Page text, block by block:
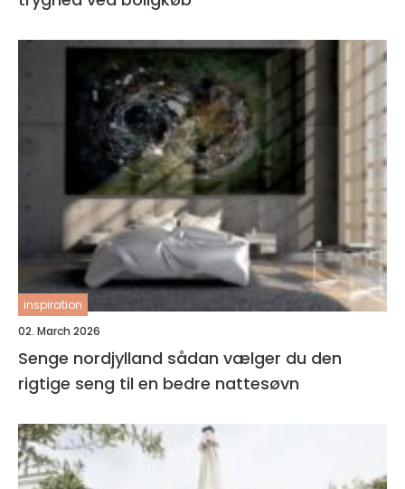
inspiration
02. March 2026
Senge nordjylland sådan vælger du den
rigtige seng til en bedre nattesøvn